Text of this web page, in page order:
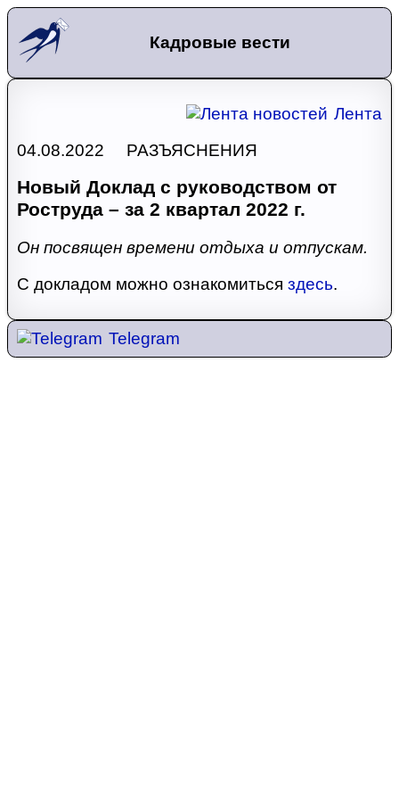
Кадровые вести
Лента
04.08.2022 РАЗЪЯСНЕНИЯ
Новый Доклад с руководством от
Роструда – за 2 квартал 2022 г.
Он посвящен времени отдыха и отпускам.
С докладом можно ознакомиться здесь.
Telegram